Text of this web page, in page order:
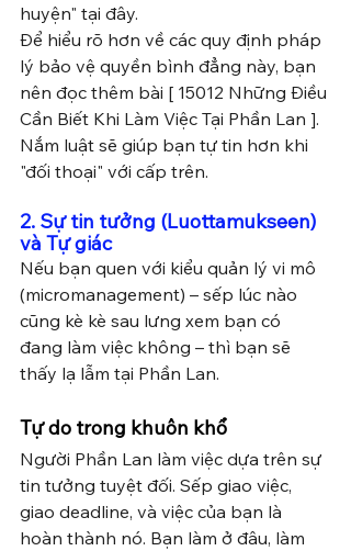
huyện" tại đây.
Để hiểu rõ hơn về các quy định pháp
lý bảo vệ quyền bình đẳng này, bạn
nên đọc thêm bài [ 15012 Những Điều
Cần Biết Khi Làm Việc Tại Phần Lan ].
Nắm luật sẽ giúp bạn tự tin hơn khi
"đối thoại" với cấp trên.
2. Sự tin tưởng (Luottamukseen)
và Tự giác
Nếu bạn quen với kiểu quản lý vi mô
(micromanagement) – sếp lúc nào
cũng kè kè sau lưng xem bạn có
đang làm việc không – thì bạn sẽ
thấy lạ lẫm tại Phần Lan.
Tự do trong khuôn khổ
Người Phần Lan làm việc dựa trên sự
tin tưởng tuyệt đối. Sếp giao việc,
giao deadline, và việc của bạn là
hoàn thành nó. Bạn làm ở đâu, làm